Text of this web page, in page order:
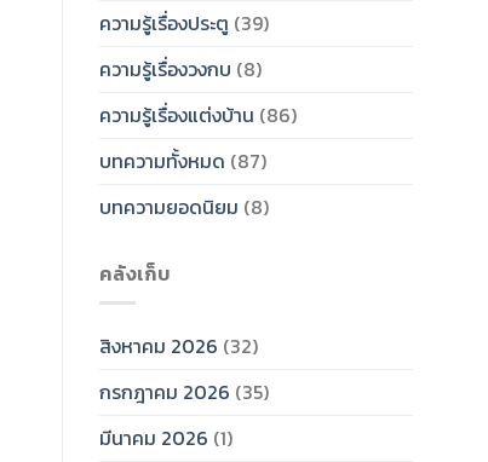
ความรู้เรื่องประตู (39)
ความรู้เรื่องวงกบ (8)
ความรู้เรื่องแต่งบ้าน (86)
บทความทั้งหมด (87)
บทความยอดนิยม (8)
คลังเก็บ
สิงหาคม 2026 (32)
กรกฎาคม 2026 (35)
มีนาคม 2026 (1)